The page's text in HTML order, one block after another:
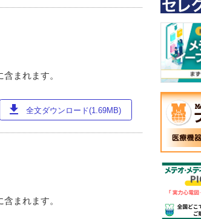
まれます。
download 全文ダウンロード(1.69MB)
まれます。